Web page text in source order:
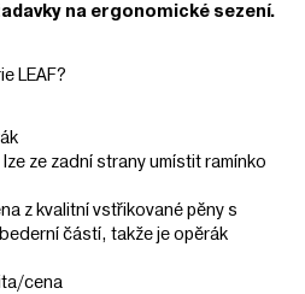
na ergonomické sezení.
LEAF?
ze zadní strany umístit ramínko
z kvalitní vstřikované pěny s
částí, takže je opěrák
cena